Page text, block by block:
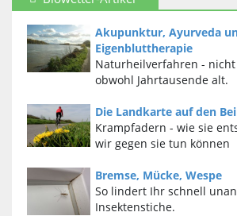
Akupunktur, Ayurveda
Eigenbluttherapie
Naturheilverfahren -
obwohl Jahrtausende alt.
Die Landkarte auf den
Krampfadern - wie sie
wir gegen sie tun können
Bremse, Mücke, Wespe
So lindert Ihr schnell
Insektenstiche.